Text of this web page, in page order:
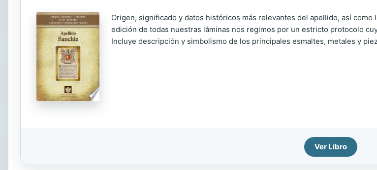
Origen, significado y datos históricos más relevantes del apellido, así
edición de todas nuestras láminas nos regimos por un estricto protocolo
Incluye descripción y simbolismo de los principales esmaltes, metales y
Ver Libro